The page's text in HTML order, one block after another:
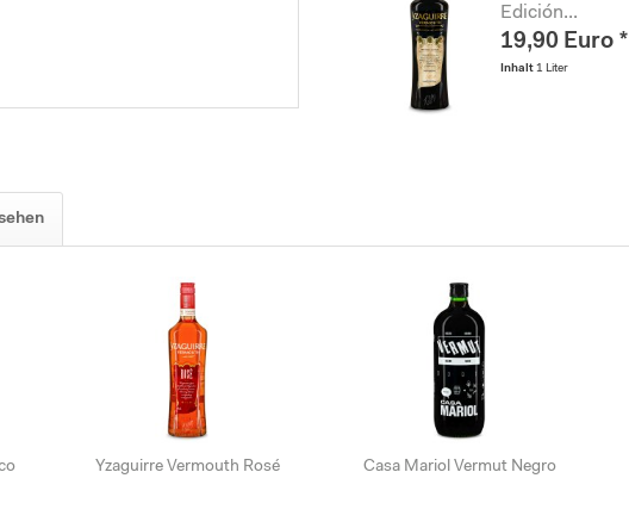
Edición...
19,90 Euro *
Inhalt 1 Liter
Yzaguirre Vermouth Rosé Casa Mariol Vermut Negro